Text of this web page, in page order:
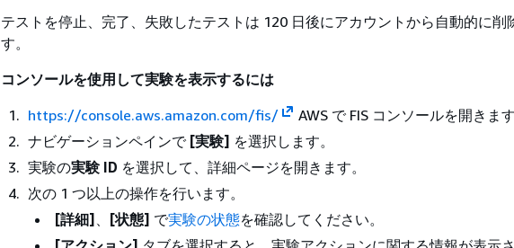
テストを停止、完了、失敗したテストは 120 日後にアカウントから自動的に削
す。
コンソールを使用して実験を表示するには
https://console.aws.amazon.com/fis/
AWS で FIS コンソールを開きます
ナビゲーションペインで [実験] を選択します。
実験の実験 ID を選択して、詳細ページを開きます。
次の 1 つ以上の操作を行います。
[詳細] 、 [状態] で実験の状態を確認してください。